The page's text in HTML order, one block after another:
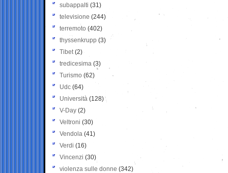
subappalti (31)
televisione(244)
terremoto (402)
thyssenkrupp (3)
Tibet(2)
tredicesima (3)
Turismo (62)
Udc (64)
Università (128)
V-Day (2)
Veltroni (30)
Vendola (41)
Verdi (16)
Vincenzi (30)
violenza sulle donne (342)